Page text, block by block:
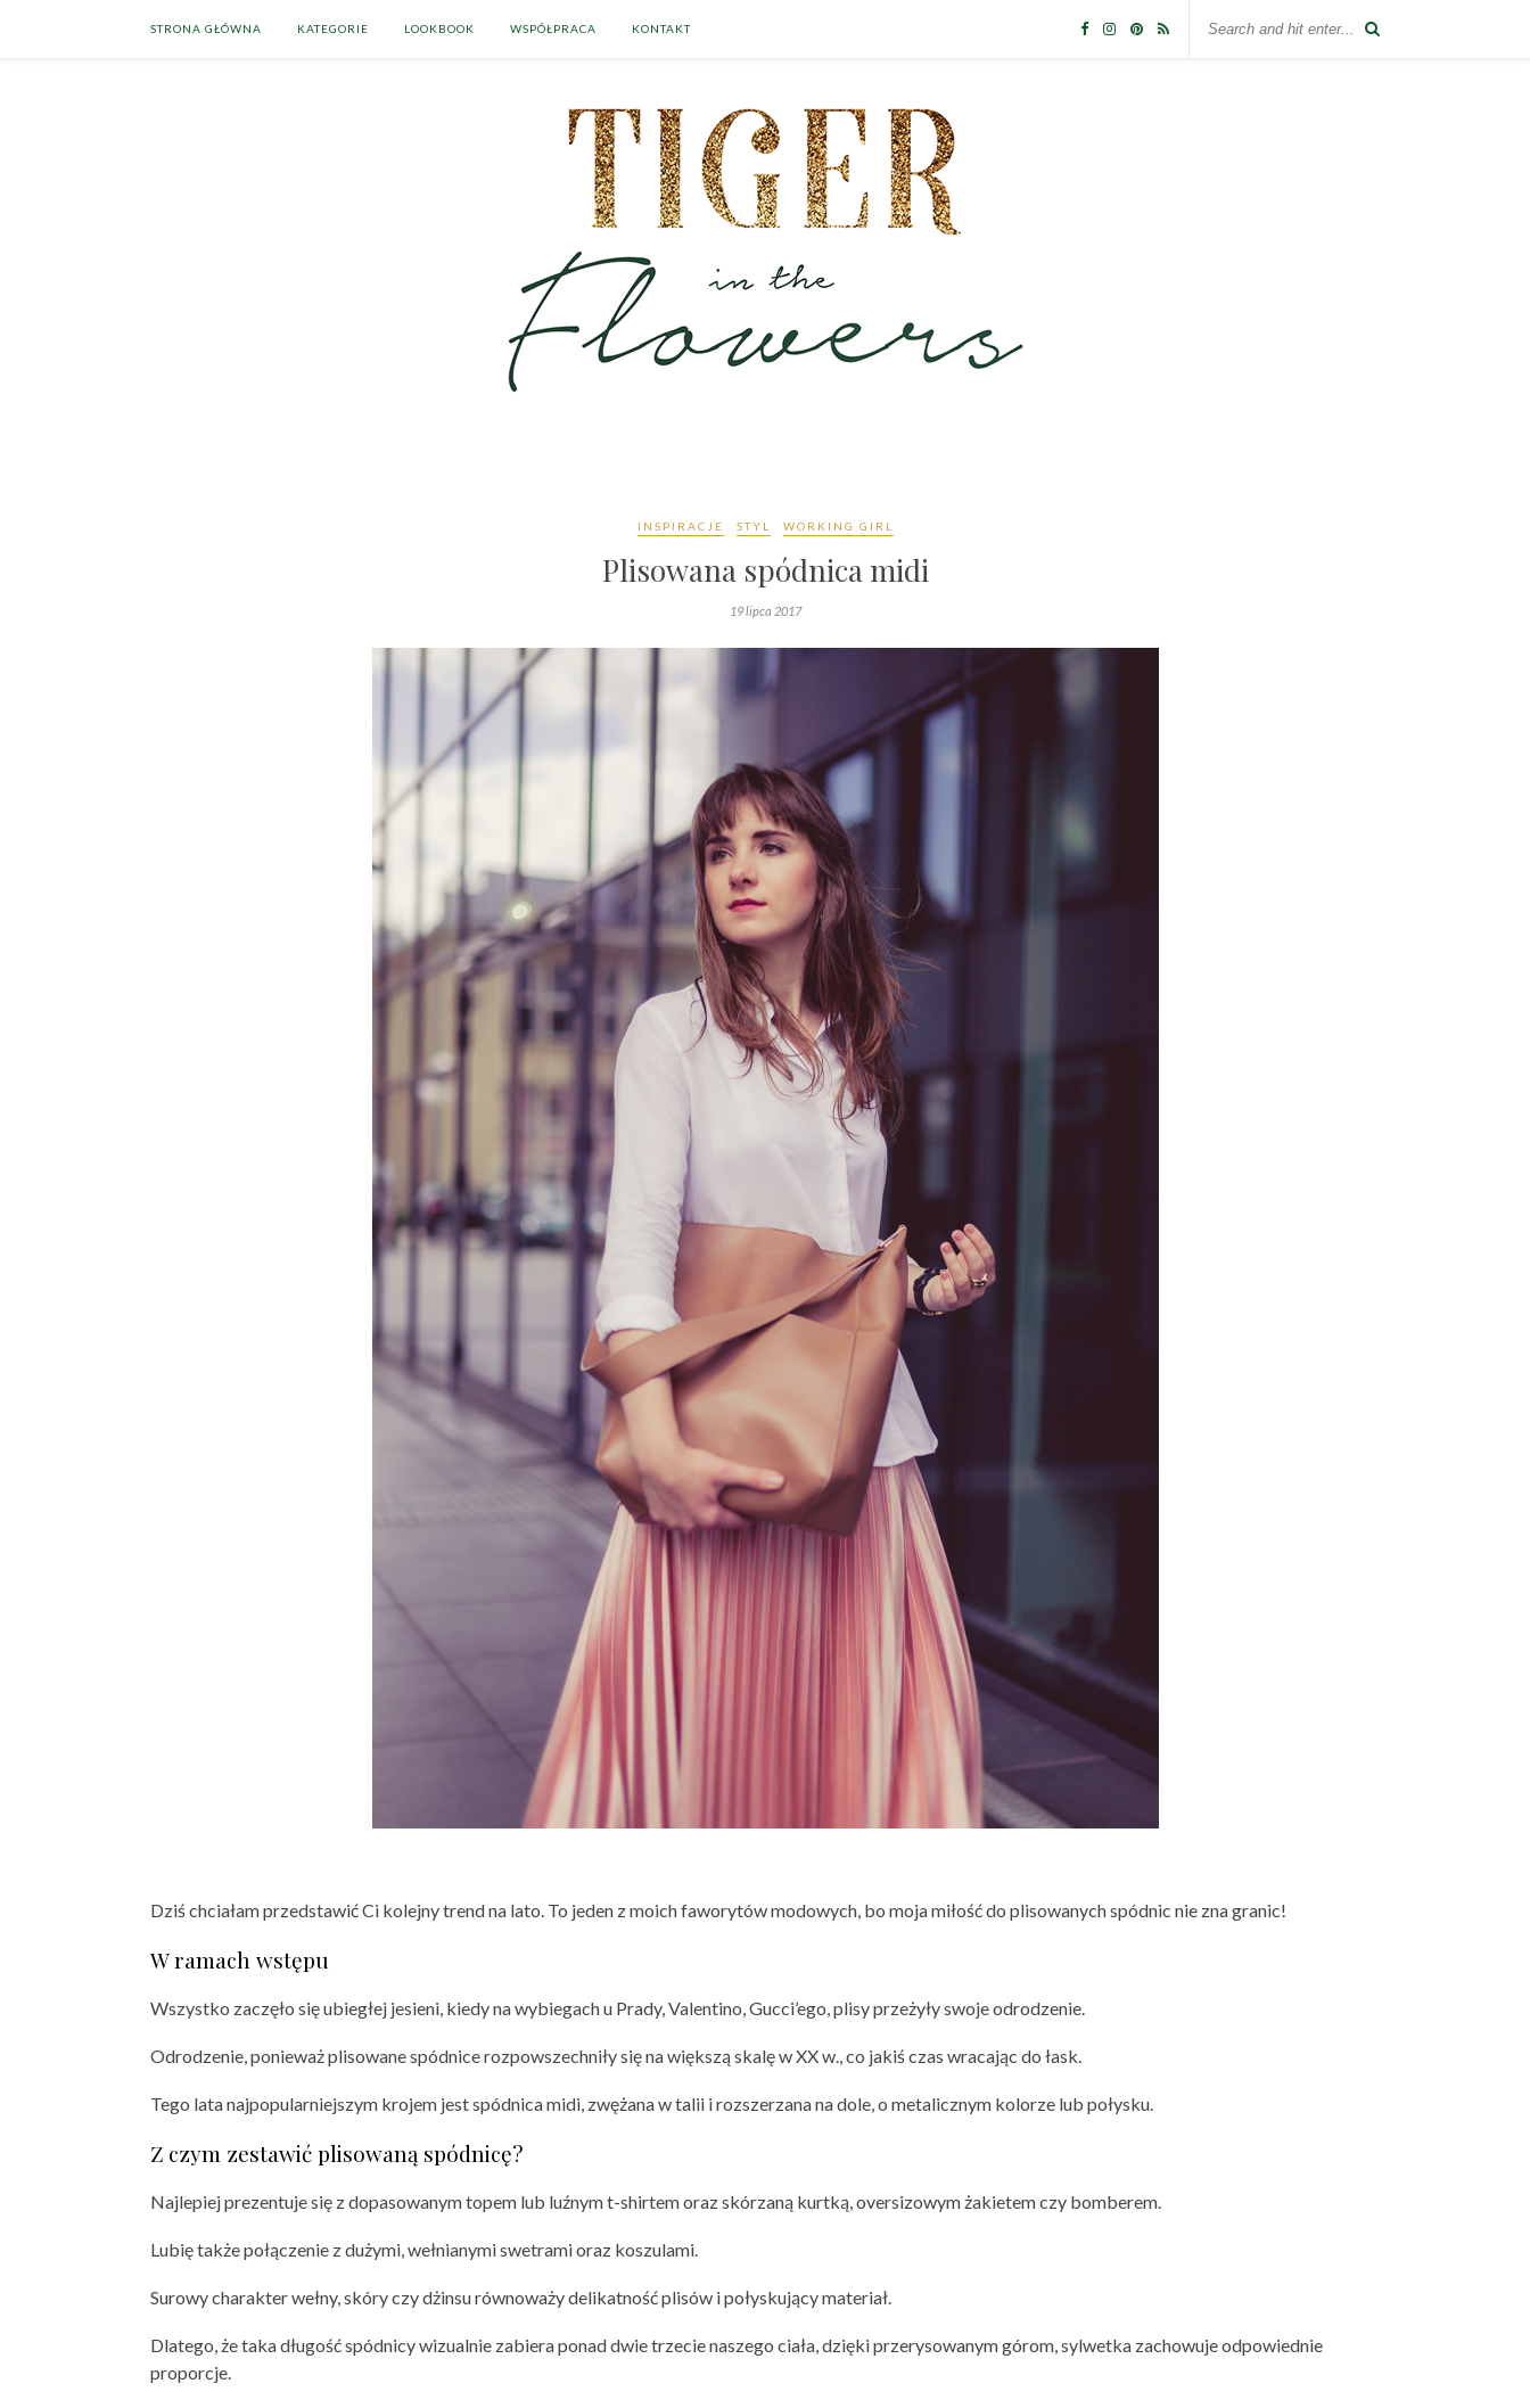
STRONA GŁÓWNA KATEGORIE LOOKBOOK WSPÓŁPRACA KONTAKT
INSPIRACJE STYL WORKING GIRL
Plisowana spódnica midi
19 lipca 2017
Dziś chciałam przedstawić Ci kolejny trend na lato. To jeden z moich faworytów modowych, bo moja miłość do plisowanych spódnic nie zna granic!
W ramach wstępu
Wszystko zaczęło się ubiegłej jesieni, kiedy na wybiegach u Prady, Valentino, Gucci’ego, plisy przeżyły swoje odrodzenie.
Odrodzenie, ponieważ plisowane spódnice rozpowszechniły się na większą skalę w XX w., co jakiś czas wracając do łask.
Tego lata najpopularniejszym krojem jest spódnica midi, zwężana w talii i rozszerzana na dole, o metalicznym kolorze lub połysku.
Z czym zestawić plisowaną spódnicę?
Najlepiej prezentuje się z dopasowanym topem lub luźnym t-shirtem oraz skórzaną kurtką, oversizowym żakietem czy bomberem.
Lubię także połączenie z dużymi, wełnianymi swetrami oraz koszulami.
Surowy charakter wełny, skóry czy dżinsu równoważy delikatność plisów i połyskujący materiał.
Dlatego, że taka długość spódnicy wizualnie zabiera ponad dwie trzecie naszego ciała, dzięki przerysowanym górom, sylwetka zachowuje odpowiednie
proporcje.